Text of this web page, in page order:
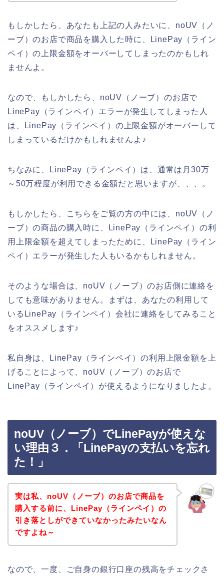
もしかしたら、あなたも上記の人みたいに、noUV（ノ
ーブ）のお店で商品を購入した時に、LinePay（ライン
ペイ）の上限金額をオーバーしてしまったのかもしれ
ませんよ。
なので、もしかしたら、noUV（ノーブ）のお店で
LinePay（ラインペイ）エラーが発生してしまった人
は、LinePay（ラインペイ）の上限金額がオーバーして
しまっているだけかもしれませんよ♪
ちなみに、LinePay（ラインペイ）は、通常は月30万
～50万程度が利用できる金額だと思いますが、、、。
もしかしたら、こちらをご覧の方の中には、noUV（ノ
ーブ）の商品の購入時に、LinePay（ラインペイ）の利
用上限金額を超えてしまったために、LinePay（ライン
ペイ）エラーが発生した人もいるかもしれません。
そのような場合は、noUV（ノーブ）のお店側に連絡を
しても意味がありません。まずは、あなたの利用して
いるLinePay（ラインペイ）会社に連絡をしてみること
をオススメします♪
私自身は、LinePay（ラインペイ）の利用上限金額を上
げることによって、noUV（ノーブ）のお店で
LinePay（ラインペイ）が使えるようになりましたよ。
noUV（ノーブ）でLinePayが使えな
い理由３．「LinePayの支払いを忘れ
た！」
実は私、noUV（ノーブ）のお店で商品を
購入する前に、LinePay（ラインペイ）の
引き落としができていなかったみたいなん
ですよね～
なので、一度、ご自身の銀行口座の残高をチェックさ